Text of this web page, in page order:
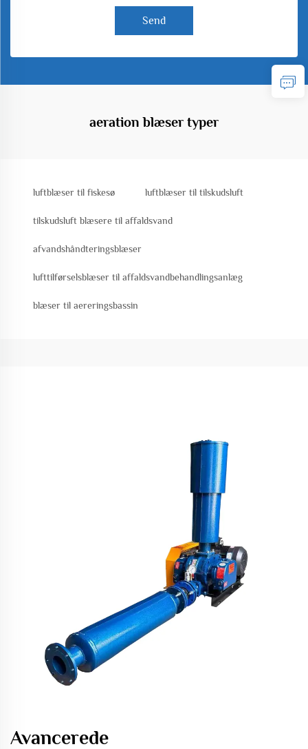
Send
aeration blæser typer
luftblæser til fiskesø luftblæser til tilskudsluft
tilskudsluft blæsere til affaldsvand
afvandshåndteringsblæser
lufttilførselsblæser til affaldsvandbehandlingsanlæg
blæser til aereringsbassin
Avancerede